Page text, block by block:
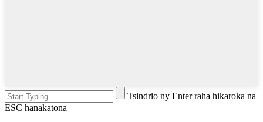
Tsindrio ny Enter raha hikaroka na
ESC hanakatona